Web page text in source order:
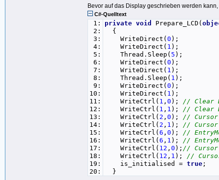
43:
44:
45:
46:
47:
48:
49:
50:
51:
52:
53:
54:
55:
56:
57:
58:
59:
60:
61:
62:
63:
64:
}
private
{
Thread.Sleep( 3 );
switch (no)
{
case
0:
break ;
case
1 :
break ;
default :
break ;
}
}
Bevor auf das Display geschrieben werden
C#-Quelltext
1:
2:
3:
4:
5:
6:
7:
8:
9:
10:
11:
12:
13:
14:
15:
16:
17:
18:
19:
20:
private void Prepare_LCD(
{
WriteDirect( 0 );
WriteDirect( 1 );
Thread.Sleep( 5 );
WriteDirect( 0 );
WriteDirect( 1 );
Thread.Sleep( 1 );
WriteDirect( 0 );
WriteDirect( 1 );
WriteCtrl( 1 , 0 ); // Clear
WriteCtrl( 1 , 1 ); // Clear
WriteCtrl( 2 , 0 ); // Cursor
WriteCtrl( 2 , 1 ); // Cursor
WriteCtrl( 6 , 0 ); //
WriteCtrl( 6 , 1 ); //
WriteCtrl( 12 , 0 ); // Cursor
WriteCtrl( 12 , 1 ); //
is_initialised = true ;
}